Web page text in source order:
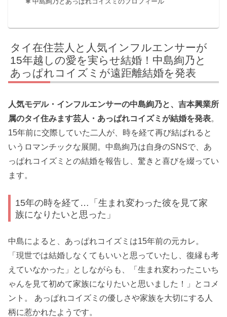
タイ在住芸人と人気インフルエンサーが
15年越しの愛を実らせ結婚！中島絢乃と
あっぱれコイズミが遠距離結婚を発表
人気モデル・インフルエンサーの中島絢乃と、吉本興業所
属のタイ住みます芸人・あっぱれコイズミが結婚を発表。
15年前に交際していた二人が、時を経て再び結ばれると
いうロマンチックな展開。中島絢乃は自身のSNSで、あ
っぱれコイズミとの結婚を報告し、驚きと喜びを綴ってい
ます。
15年の時を経て…「生まれ変わった彼を見て家
族になりたいと思った」
中島によると、あっぱれコイズミは15年前の元カレ。
「現世では結婚しなくてもいいと思っていたし、復縁も考
えていなかった」としながらも、「生まれ変わったこいち
ゃんを見て初めて家族になりたいと思いました！」とコメ
ント。 あっぱれコイズミの優しさや家族を大切にする人
柄に惹かれたようです。